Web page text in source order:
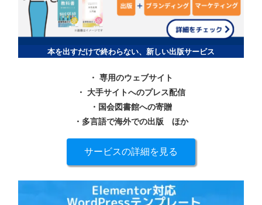
本を出すだけで終わらない、新しい出版サービス
・ 専用のウェブサイト
・ 大手サイトへのプレス配信
・国会図書館への寄贈
・多言語で海外での出版 ほか
サービスの詳細を見る